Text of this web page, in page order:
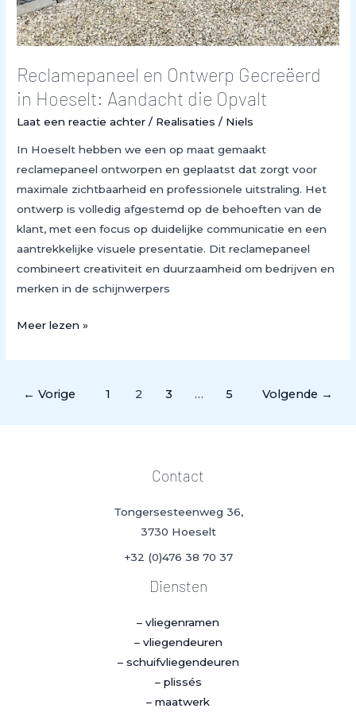
Reclamepaneel en Ontwerp Gecreëerd
in Hoeselt: Aandacht die Opvalt
Laat een reactie achter / Realisaties / Niels
In Hoeselt hebben we een op maat gemaakt
reclamepaneel ontworpen en geplaatst dat zorgt voor
maximale zichtbaarheid en professionele uitstraling. Het
ontwerp is volledig afgestemd op de behoeften van de
klant, met een focus op duidelijke communicatie en een
aantrekkelijke visuele presentatie. Dit reclamepaneel
combineert creativiteit en duurzaamheid om bedrijven en
merken in de schijnwerpers
Meer lezen »
← Vorige 1 2 3 … 5 Volgende →
Contact
Tongersesteenweg 36,
3730 Hoeselt
+32 (0)476 38 70 37
Diensten
– vliegenramen
– vliegendeuren
– schuifvliegendeuren
– plissés
– maatwerk